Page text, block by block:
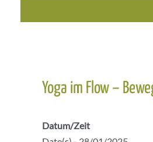
Yoga im Flow –
Datum/Zeit